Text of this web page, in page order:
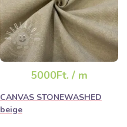
5000Ft. / m
CANVAS STONEWASHED
beige